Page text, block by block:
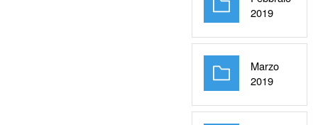
2019Cartella
Marzo
2019Cartella